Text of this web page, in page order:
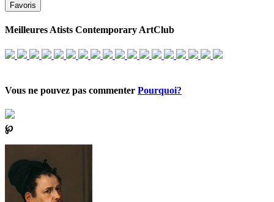
Favoris
Meilleures Atists Contemporary ArtClub
Vous ne pouvez pas commenter Pourquoi?
℘